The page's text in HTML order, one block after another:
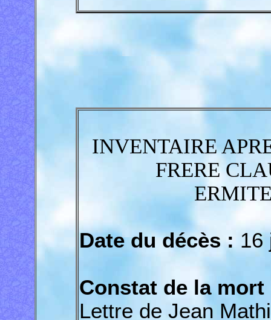
INVENTAIRE
FRERE
Date du décès : 16
Constat de la mort
Lettre de Jean